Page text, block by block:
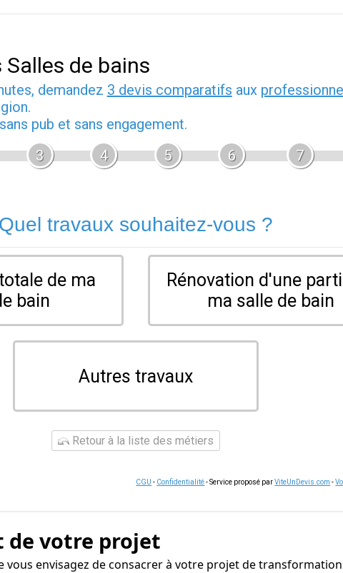
Salles de bains
demandez 3 devis comparatifs aux
pub et sans engagement.
3 4 5 6 7
Quel travaux souhaitez-vous ?
de ma
bain
Rénovation d'une
ma salle de bain
Autres travaux
Retour à la liste des métiers
CGU - Confidentialité- Service proposé parViteUnDevis.com -
de votre projet
vous envisagez de consacrer à votre projet de